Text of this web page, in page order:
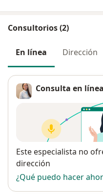
Consultorios (2)
En línea Dirección
Consulta en línea
Disponibilidad
Este especialista no
dirección
¿Qué puedo hacer